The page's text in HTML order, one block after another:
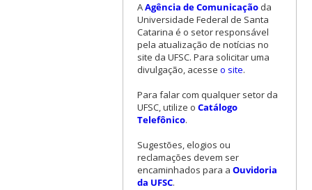
AAgência de Comunicaçãoda
Universidade Federal de Santa
Catarina é o setor responsável
pela atualização de notícias no
site da UFSC. Para solicitar uma
divulgação, acesse o site.
Para falar com qualquer setor da
UFSC, utilize o Catálogo
Telefônico.
Sugestões, elogios ou
reclamações devem ser
encaminhados para a Ouvidoria
da UFSC.